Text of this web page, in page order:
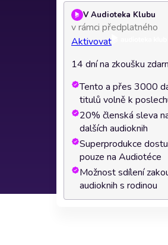
V Audioteka Klubu
v rámci předplatného
Aktivovat
14 dní na zkoušku
Tento a přes 3000
titulů volně k
20% členská sleva
dalších audioknih
Superprodukce
pouze na Audiotéce
Možnost sdílení
audioknih s rodinou